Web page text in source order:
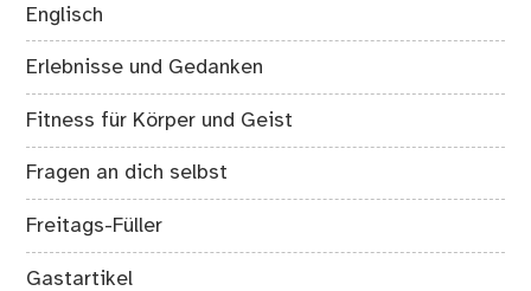
Englisch
Erlebnisse und Gedanken
Fitness für Körper und Geist
Fragen an dich selbst
Freitags-Füller
Gastartikel